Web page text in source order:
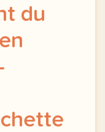
du